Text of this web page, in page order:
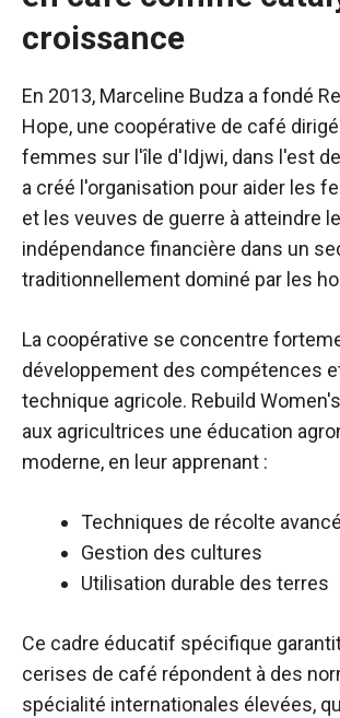
croissance
En 2013, Marceline Budza a fondé
Hope, une coopérative de café
femmes sur l'île d'Idjwi, dans l'est de
a créé l'organisation pour aider les
et les veuves de guerre à atteindre
indépendance financière dans un
traditionnellement dominé par les
La coopérative se concentre
développement des compétences
technique agricole. Rebuild
aux agricultrices une éducation
moderne, en leur apprenant :
Techniques de récolte
Gestion des cultures
Utilisation durable des terres
Ce cadre éducatif spécifique
cerises de café répondent à des
spécialité internationales élevées,